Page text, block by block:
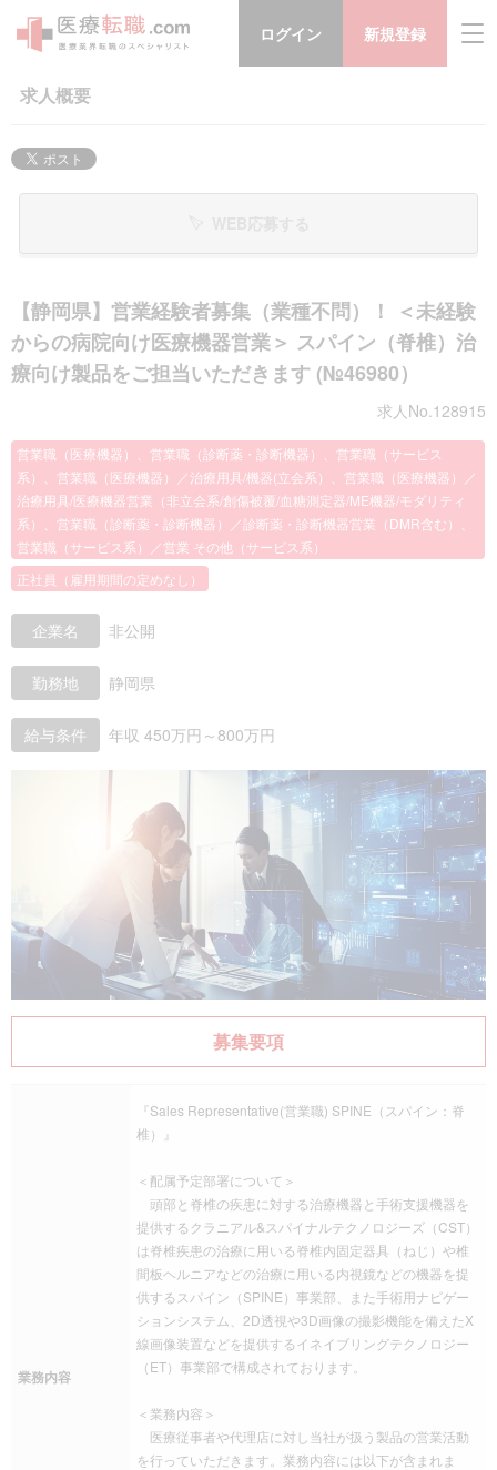
ログイン 新規登録
求人概要
【静岡県】営業経験者募集（業種不問）！ ＜未経験
からの病院向け医療機器営業＞ スパイン（脊椎）治
療向け製品をご担当いただきます (№46980）
求人No.128915
営業職（医療機器）、営業職（診断薬・診断機器）、営業職（サービス
系）、営業職（医療機器）／治療用具/機器(立会系）、営業職（医療機器）／
治療用具/医療機器営業（非立会系/創傷被覆/血糖測定器/ME機器/モダリティ
系）、営業職（診断薬・診断機器）／診断薬・診断機器営業（DMR含む）、
営業職（サービス系）／営業 その他（サービス系）
正社員（雇用期間の定めなし）
企業名 非公開
勤務地 静岡県
給与条件 年収 450万円～800万円
募集要項
業務内容
『Sales Representative(営業職) SPINE（スパイン：脊
椎）』
＜配属予定部署について＞
頭部と脊椎の疾患に対する治療機器と手術支援機器を
提供するクラニアル&スパイナルテクノロジーズ（CST）
は脊椎疾患の治療に用いる脊椎内固定器具（ねじ）や椎
間板ヘルニアなどの治療に用いる内視鏡などの機器を提
供するスパイン（SPINE）事業部、また手術用ナビゲー
ションシステム、2D透視や3D画像の撮影機能を備えたX
線画像装置などを提供するイネイブリングテクノロジー
（ET）事業部で構成されております。
＜業務内容＞
医療従事者や代理店に対し当社が扱う製品の営業活動
を行っていただきます。業務内容には以下が含まれま